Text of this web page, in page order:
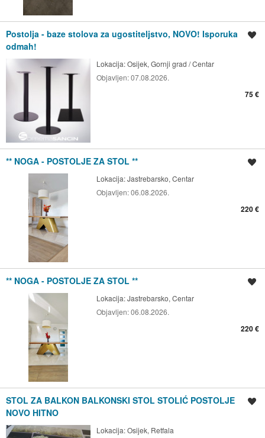
Postolja - baze stolova za ugostiteljstvo, NOVO! Isporuka
odmah!
Lokacija:Osijek, Gornji grad / Centar
Objavljen:07.08.2026.
75 €
** NOGA - POSTOLJE ZA STOL **
Lokacija:Jastrebarsko, Centar
Objavljen:06.08.2026.
220 €
** NOGA - POSTOLJE ZA STOL **
Lokacija:Jastrebarsko, Centar
Objavljen:06.08.2026.
220 €
STOL ZA BALKON BALKONSKI STOL STOLIĆ POSTOLJE
NOVO HITNO
Lokacija:Osijek, Retfala